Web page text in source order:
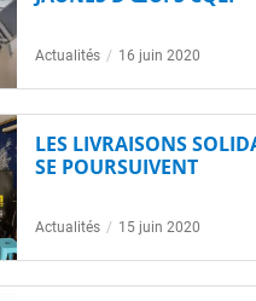
Actualités / 16 juin 2020
LES LIVRAISONS
SE POURSUIVENT
Actualités / 15 juin 2020